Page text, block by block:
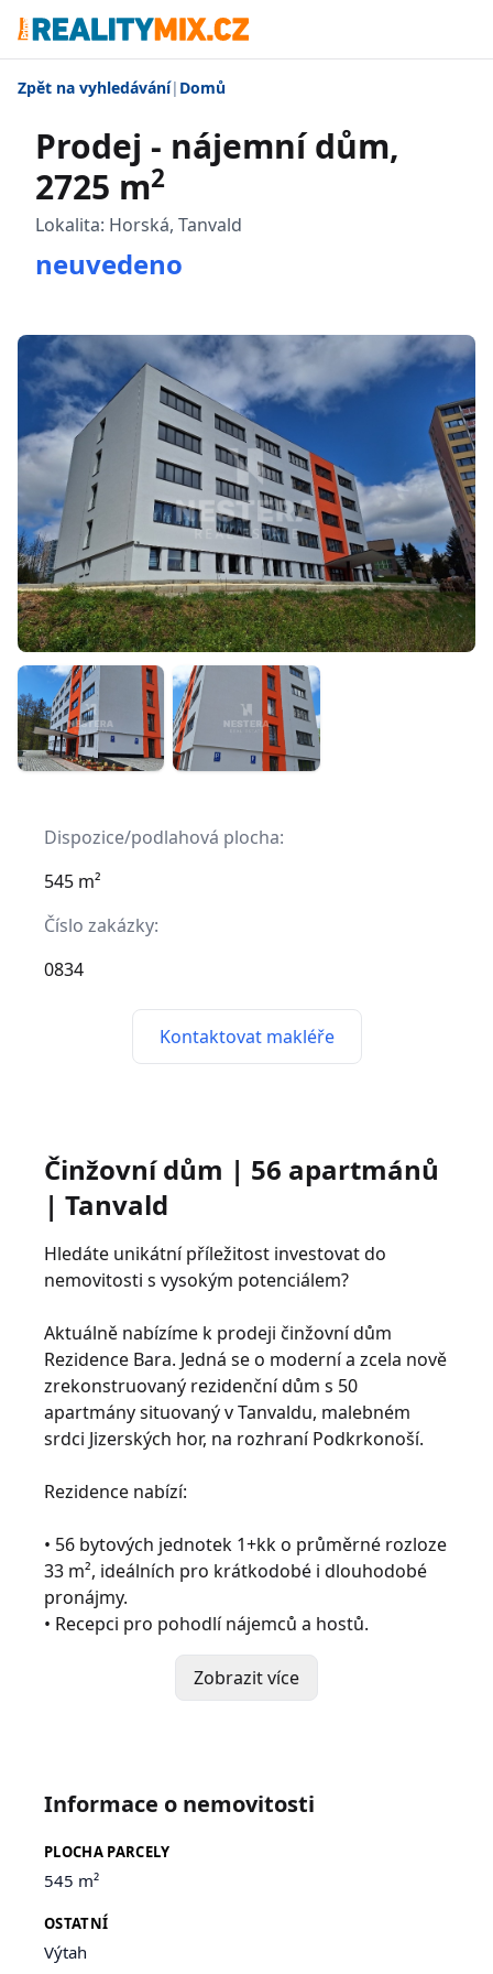
Zpět na vyhledávání| Domů
Prodej - nájemní dům,
2725 m2
Lokalita: Horská, Tanvald
neuvedeno
Dispozice/podlahová plocha:
545 m²
Číslo zakázky:
0834
Kontaktovat makléře
Činžovní dům | 56 apartmánů
| Tanvald
Hledáte unikátní příležitost investovat do
nemovitosti s vysokým potenciálem?
Aktuálně nabízíme k prodeji činžovní dům
Rezidence Bara. Jedná se o moderní a zcela nově
zrekonstruovaný rezidenční dům s 50
apartmány situovaný v Tanvaldu, malebném
srdci Jizerských hor, na rozhraní Podkrkonoší.
Rezidence nabízí:
• 56 bytových jednotek 1+kk o průměrné rozloze
33 m², ideálních pro krátkodobé i dlouhodobé
pronájmy.
• Recepci pro pohodlí nájemců a hostů.
• Bytová jednotka správce nemovitosti o
• Tři velké společenské místnosti, které mohou
v domě.
Tato nemovitost je navržena s ohledem na
provoz ubytovacích zařízení, což z ní činí ideální
investici pro podnikatele v oblasti cestovního
ruchu nebo dlouhodobého pronájmu. Vzhledem
ke své dispozici a rozdělení jednotek je dům
Zobrazit více
Informace o nemovitosti
PLOCHA PARCELY
545 m²
OSTATNÍ
Výtah